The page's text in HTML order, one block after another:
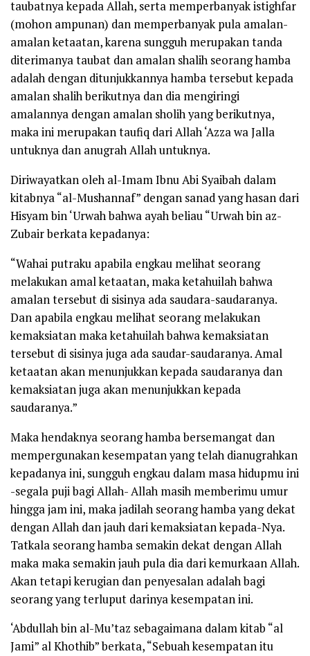
taubatnya kepada Allah, serta memperbanyakistighfar
(mohon ampunan) dan memperbanyak pula amalan-
amalan ketaatan, karena sungguh merupakan tanda
diterimanya taubat dan amalan shalih seorang hamba
adalah dengan ditunjukkannya hamba tersebut kepada
amalan shalih berikutnya dan dia mengiringi
amalannya dengan amalan sholih yang berikutnya,
maka ini merupakan taufiq dari Allah‘Azza wa Jalla
untuknya dan anugrah Allah untuknya.
Diriwayatkan oleh al-Imam Ibnu Abi Syaibah dalam
kitabnya“al-Mushannaf” dengan sanad yang hasan dari
Hisyam bin ‘Urwah bahwa ayah beliau “Urwah bin az-
Zubair berkata kepadanya:
“Wahai putraku apabila engkau melihat seorang
melakukan amal ketaatan, maka ketahuilah bahwa
amalan tersebut di sisinya ada saudara-saudaranya.
Dan apabila engkau melihat seorang melakukan
kemaksiatan maka ketahuilah bahwa kemaksiatan
tersebut di sisinya juga ada saudar-saudaranya. Amal
ketaatan akan menunjukkan kepada saudaranya dan
kemaksiatan juga akan menunjukkan kepada
saudaranya.”
Maka hendaknya seorang hamba bersemangat dan
mempergunakan kesempatan yang telah dianugrahkan
kepadanya ini, sungguh engkau dalam masa hidupmu ini
-segala puji bagi Allah- Allah masih memberimu umur
hingga jam ini, maka jadilah seorang hamba yang dekat
dengan Allah dan jauh dari kemaksiatan kepada-Nya.
Tatkala seorang hamba semakin dekat dengan Allah
maka maka semakin jauh pula dia dari kemurkaan Allah.
Akan tetapi kerugian dan penyesalan adalah bagi
seorang yang terluput darinya kesempatan ini.
‘Abdullah bin al-Mu’taz sebagaimana dalam kitab “al
Jami” al Khothib”berkata, “Sebuah kesempatan itu